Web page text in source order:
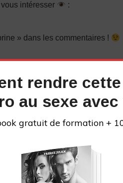
intéresser
:
» dans les commentaires !
J’ai connu les problèmes
éjaculation précoce, difficultés à
pour devenir un bon coup
nombreux hommes à bien faire
Soucieux de satisfaire tout le
bien faire l’amour à un
Le Grivois vous donne des
comment faire l’amour mais
rendre
au sexe
gratuit de formation +